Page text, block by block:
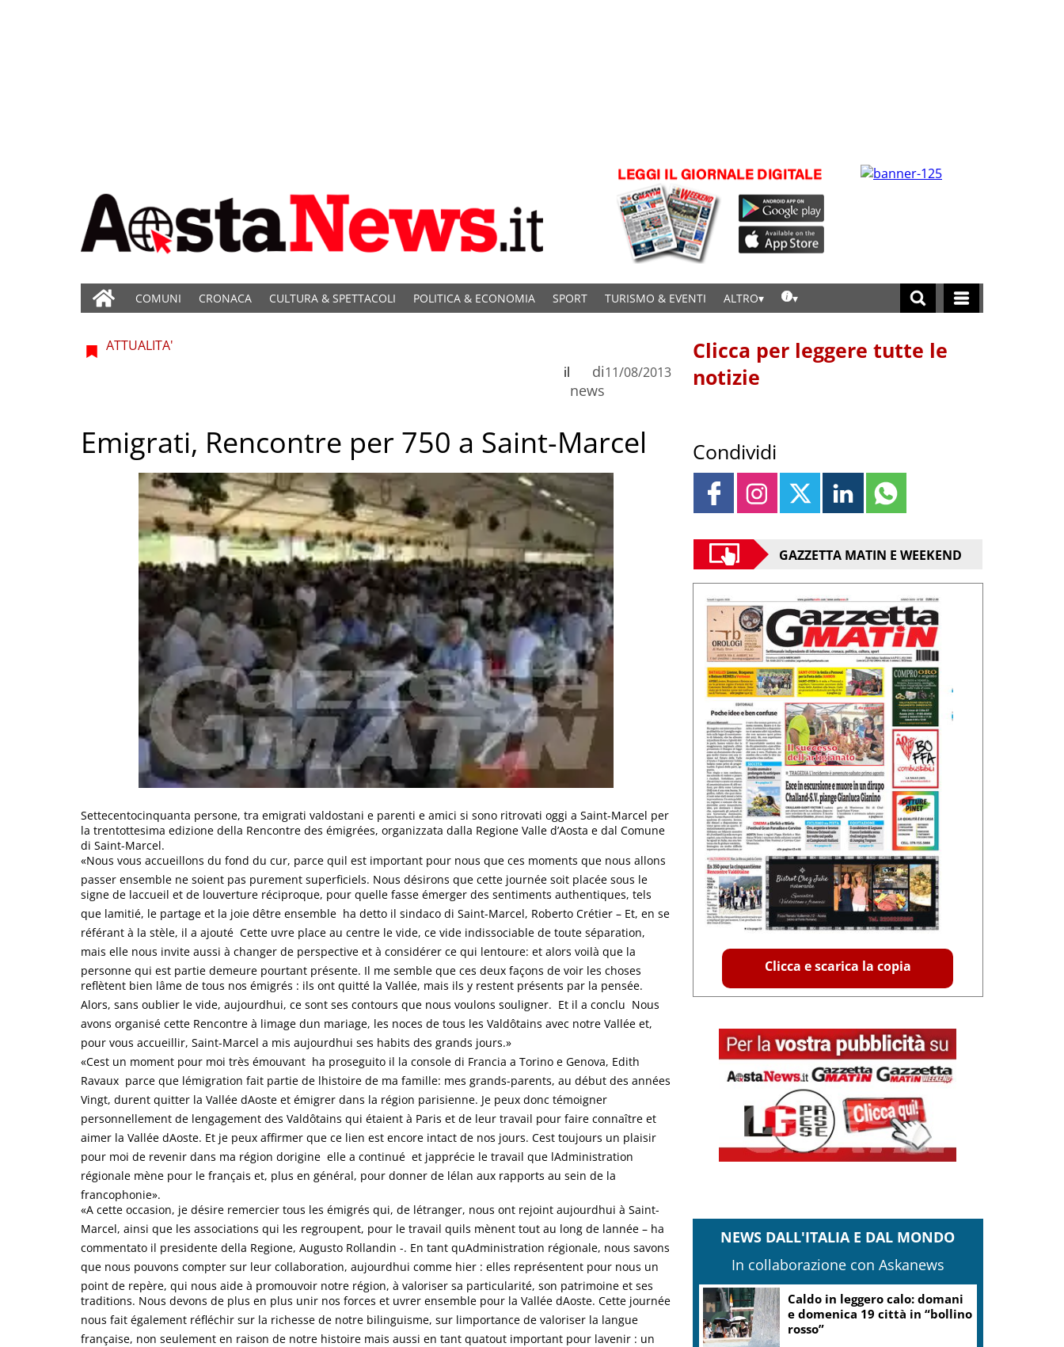
COMUNI CRONACA CULTURA & SPETTACOLI POLITICA & ECONOMIA SPORT TURISMO & EVENTI ALTRO
ATTUALITA'
di
news
il 11/08/2013
Emigrati, Rencontre per 750 a Saint-Marcel
Settecentocinquanta persone, tra emigrati valdostani e parenti e amici si sono ritrovati oggi a Saint-Marcel per
la trentottesima edizione della Rencontre des émigrées, organizzata dalla Regione Valle d’Aosta e dal Comune
di Saint-Marcel.
«Nous vous accueillons du fond du cur, parce quil est important pour nous que ces moments que nous allons
passer ensemble ne soient pas purement superficiels. Nous désirons que cette journée soit placée sous le
signe de laccueil et de louverture réciproque, pour quelle fasse émerger des sentiments authentiques, tels
que lamitié, le partage et la joie dêtre ensemble  ha detto il sindaco di Saint-Marcel, Roberto Crétier – Et, en se
référant à la stèle, il a ajouté  Cette uvre place au centre le vide, ce vide indissociable de toute séparation,
mais elle nous invite aussi à changer de perspective et à considérer ce qui lentoure: et alors voilà que la
personne qui est partie demeure pourtant présente. Il me semble que ces deux façons de voir les choses
reflètent bien lâme de tous nos émigrés : ils ont quitté la Vallée, mais ils y restent présents par la pensée.
Alors, sans oublier le vide, aujourdhui, ce sont ses contours que nous voulons souligner.  Et il a conclu  Nous
avons organisé cette Rencontre à limage dun mariage, les noces de tous les Valdôtains avec notre Vallée et,
pour vous accueillir, Saint-Marcel a mis aujourdhui ses habits des grands jours.»
«Cest un moment pour moi très émouvant  ha proseguito il la console di Francia a Torino e Genova, Edith
Ravaux  parce que lémigration fait partie de lhistoire de ma famille: mes grands-parents, au début des années
Vingt, durent quitter la Vallée dAoste et émigrer dans la région parisienne. Je peux donc témoigner
personnellement de lengagement des Valdôtains qui étaient à Paris et de leur travail pour faire connaître et
aimer la Vallée dAoste. Et je peux affirmer que ce lien est encore intact de nos jours. Cest toujours un plaisir
pour moi de revenir dans ma région dorigine  elle a continué  et japprécie le travail que lAdministration
régionale mène pour le français et, plus en général, pour donner de lélan aux rapports au sein de la
francophonie».
«A cette occasion, je désire remercier tous les émigrés qui, de létranger, nous ont rejoint aujourdhui à Saint-
Marcel, ainsi que les associations qui les regroupent, pour le travail quils mènent tout au long de lannée – ha
commentato il presidente della Regione, Augusto Rollandin -. En tant quAdministration régionale, nous savons
que nous pouvons compter sur leur collaboration, aujourdhui comme hier : elles représentent pour nous un
point de repère, qui nous aide à promouvoir notre région, à valoriser sa particularité, son patrimoine et ses
traditions. Nous devons de plus en plus unir nos forces et uvrer ensemble pour la Vallée dAoste. Cette journée
nous fait également réfléchir sur la richesse de notre bilinguisme, sur limportance de valoriser la langue
française, non seulement en raison de notre histoire mais aussi en tant quatout important pour lavenir : un
Clicca per leggere tutte le
notizie
Condividi
GAZZETTA MATIN E WEEKEND
Clicca e scarica la copia
NEWS DALL'ITALIA E DAL MONDO
In collaborazione con Askanews
Caldo in leggero calo: domani
e domenica 19 città in “bollino
rosso”